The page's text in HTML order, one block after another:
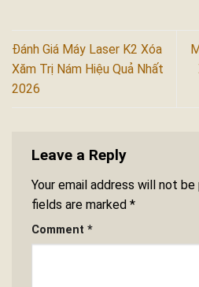
Đánh Giá Máy Laser K2 Xóa
Xăm Trị Nám Hiệu Quả Nhất
2026
Leave a Reply
Your email address will not be
fields are marked *
Comment *